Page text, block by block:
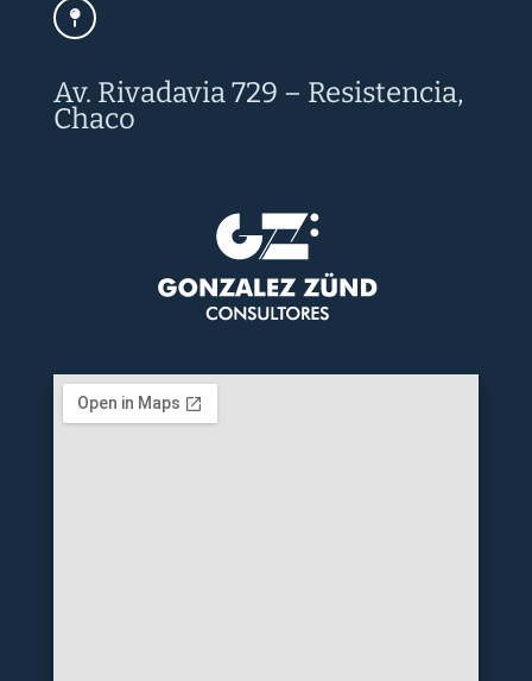
Av. Rivadavia 729 – Resistencia,
Chaco